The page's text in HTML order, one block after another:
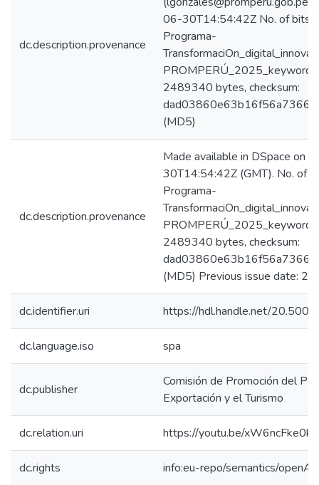
dc.description.provenance
06-30T14:54:42Z No. of
Programa-
2489340 bytes, checksum:
(MD5)
dc.description.provenance
Made available in DSpace on
30T14:54:42Z (GMT). No. of
Programa-
2489340 bytes, checksum:
(MD5) Previous issue date:
dc.identifier.uri https://hdl.handle.net/
dc.language.iso spa
dc.publisher
Comisión de Promoción del
Exportación y el Turismo
dc.relation.uri https://youtu.be/xW6ncFke0kg
dc.rights info:eu-repo/semantics/